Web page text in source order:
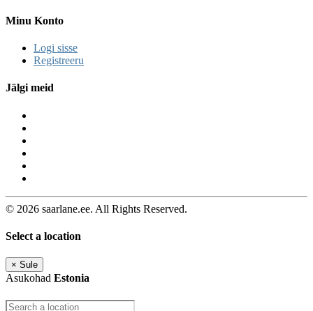
Minu Konto
Logi sisse
Registreeru
Jälgi meid
© 2026 saarlane.ee. All Rights Reserved.
Select a location
× Sule
Asukohad Estonia